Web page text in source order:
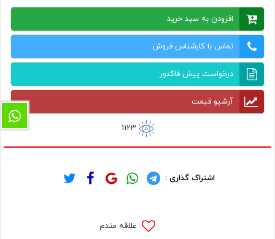
افزودن به سبد خرید
تماس با کارشناس فروش
درخواست پیش فاکتور
آرشیو قیمت
1123
اشتراک گذاری :
علاقه مندم